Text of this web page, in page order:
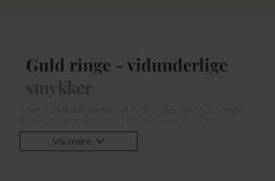
Guld ringe - vidunderlige
smykker
fortæller en historie om klassisk elegance og
tidsløshed. Guld ringe fra Pind J. Design symboliserer
ikke blot kærlighed og forpligtelse, men fanger også
Vis mere